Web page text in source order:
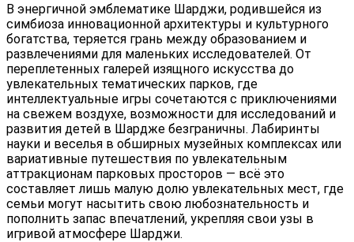
В энергичной эмблематике Шарджи, родившейся из
симбиоза инновационной архитектуры и культурного
богатства, теряется грань между образованием и
развлечениями для маленьких исследователей. От
переплетенных галерей изящного искусства до
увлекательных тематических парков, где
интеллектуальные игры сочетаются с приключениями
на свежем воздухе, возможности для исследований и
развития детей в Шардже безграничны. Лабиринты
науки и веселья в обширных музейных комплексах или
вариативные путешествия по увлекательным
аттракционам парковых просторов — всё это
составляет лишь малую долю увлекательных мест, где
семьи могут насытить свою любознательность и
пополнить запас впечатлений, укрепляя свои узы в
игривой атмосфере Шарджи.